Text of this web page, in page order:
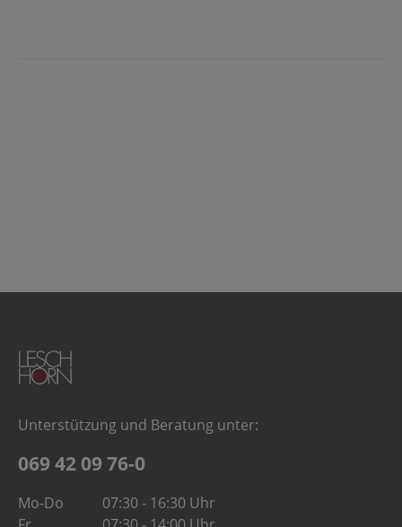
Unterstützung und Beratung unter:
069 42 09 76-0
Mo-Do
07:30 - 16:30 Uhr